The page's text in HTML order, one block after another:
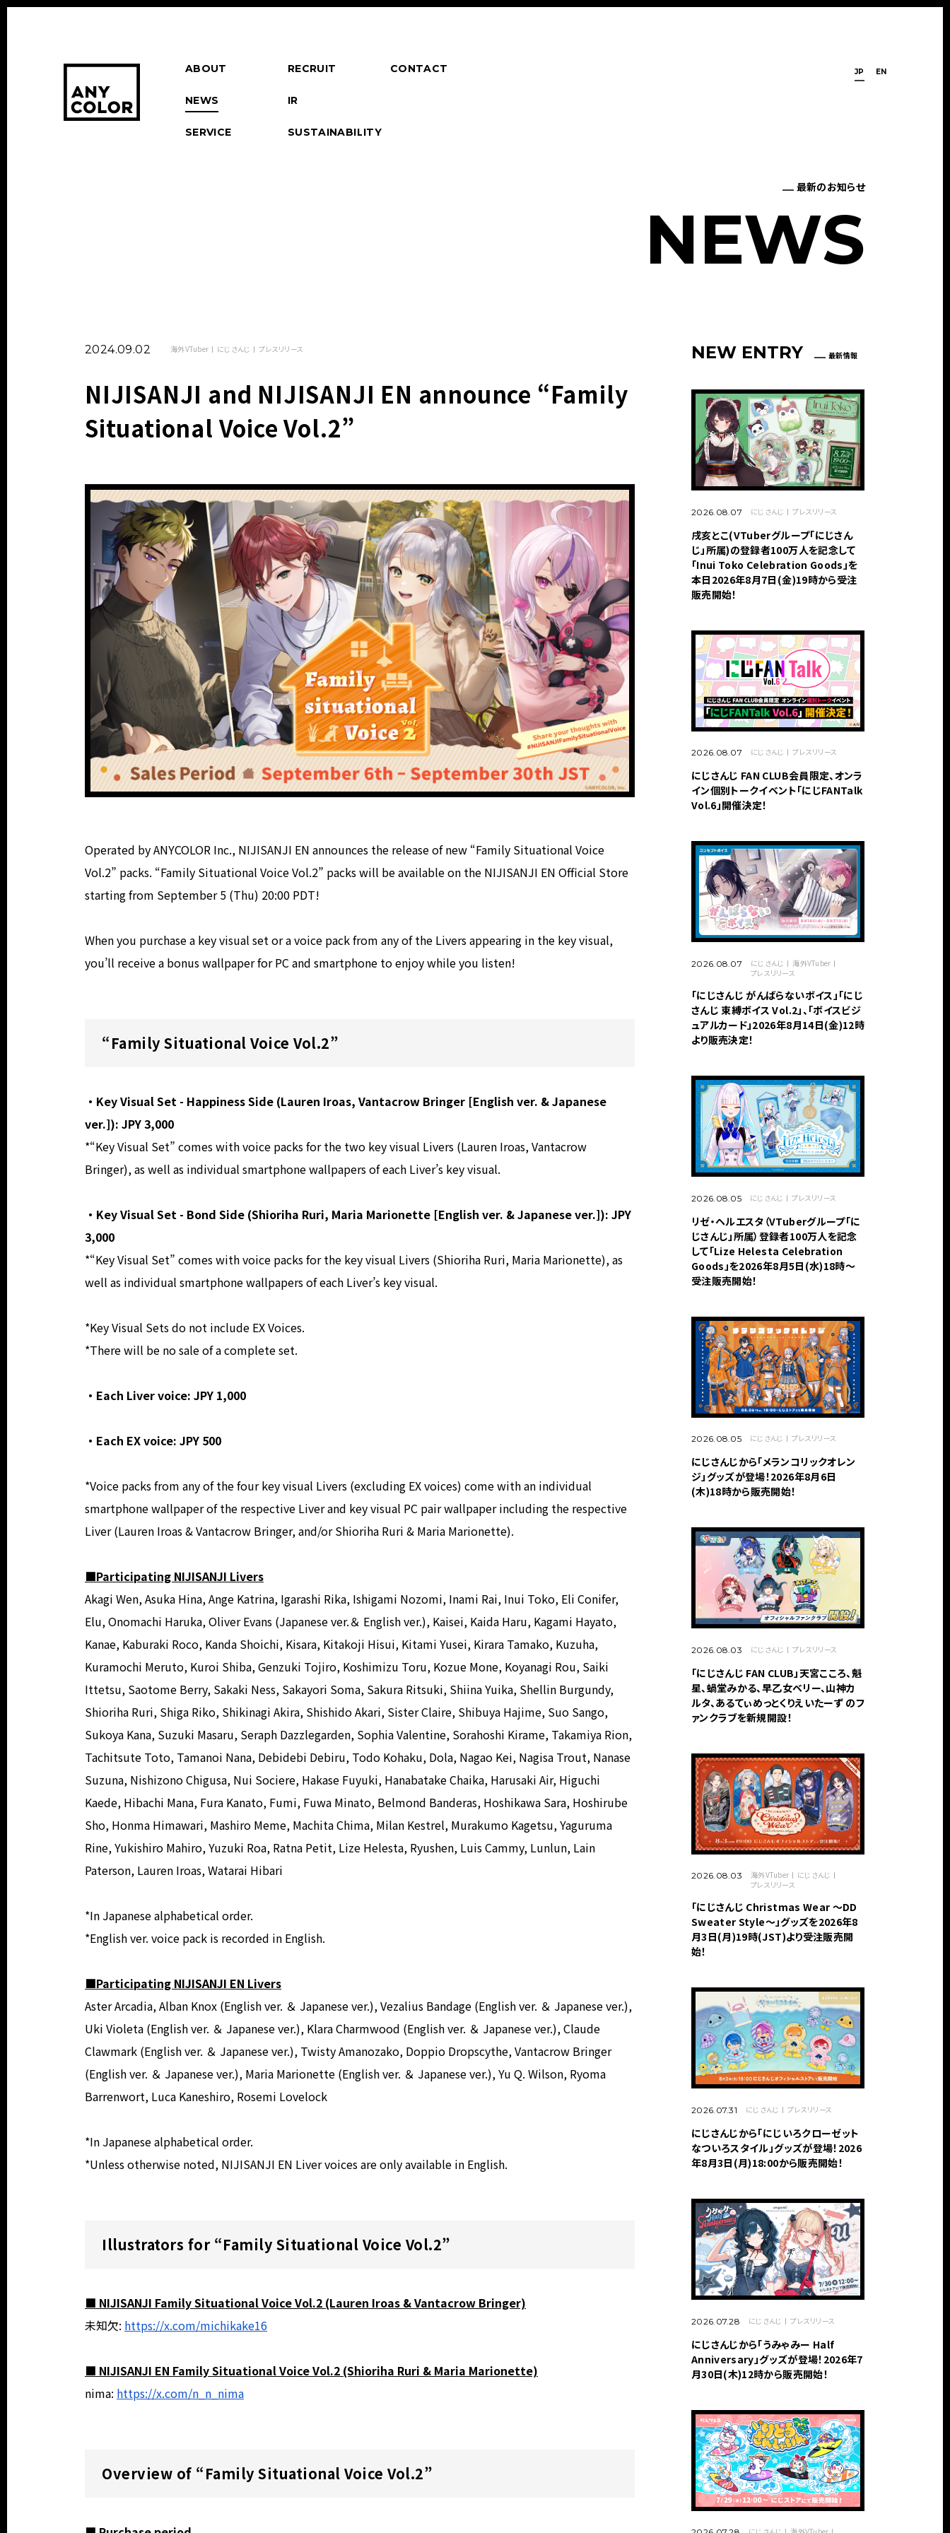
ABOUT
NEWS
SERVICE
RECRUIT
IR
SUSTAINABILITY
CONTACT JP EN
最新のお知らせ
NEWS
2024.09.02 海外VTuber にじさんじ プレスリリース
NIJISANJI and NIJISANJI EN announce “Family
Situational Voice Vol.2”
Operated by ANYCOLOR Inc., NIJISANJI EN announces the release of new “Family Situational Voice
Vol.2” packs. “Family Situational Voice Vol.2” packs will be available on the NIJISANJI EN Official Store
starting from September 5 (Thu) 20:00 PDT!
When you purchase a key visual set or a voice pack from any of the Livers appearing in the key visual,
you’ll receive a bonus wallpaper for PC and smartphone to enjoy while you listen!
“Family Situational Voice Vol.2”
・Key Visual Set - Happiness Side (Lauren Iroas, Vantacrow Bringer [English ver. & Japanese
ver.]): JPY 3,000
*“Key Visual Set” comes with voice packs for the two key visual Livers (Lauren Iroas, Vantacrow
Bringer), as well as individual smartphone wallpapers of each Liver’s key visual.
・Key Visual Set - Bond Side (Shioriha Ruri, Maria Marionette [English ver. & Japanese ver.]): JPY
3,000
*“Key Visual Set” comes with voice packs for the key visual Livers (Shioriha Ruri, Maria Marionette), as
well as individual smartphone wallpapers of each Liver’s key visual.
*Key Visual Sets do not include EX Voices.
*There will be no sale of a complete set.
・Each Liver voice: JPY 1,000
・Each EX voice: JPY 500
*Voice packs from any of the four key visual Livers (excluding EX voices) come with an individual
smartphone wallpaper of the respective Liver and key visual PC pair wallpaper including the respective
Liver (Lauren Iroas & Vantacrow Bringer, and/or Shioriha Ruri & Maria Marionette).
■Participating NIJISANJI Livers
Akagi Wen, Asuka Hina, Ange Katrina, Igarashi Rika, Ishigami Nozomi, Inami Rai, Inui Toko, Eli Conifer,
Elu, Onomachi Haruka, Oliver Evans (Japanese ver.＆ English ver.), Kaisei, Kaida Haru, Kagami Hayato,
Kanae, Kaburaki Roco, Kanda Shoichi, Kisara, Kitakoji Hisui, Kitami Yusei, Kirara Tamako, Kuzuha,
Kuramochi Meruto, Kuroi Shiba, Genzuki Tojiro, Koshimizu Toru, Kozue Mone, Koyanagi Rou, Saiki
Ittetsu, Saotome Berry, Sakaki Ness, Sakayori Soma, Sakura Ritsuki, Shiina Yuika, Shellin Burgundy,
Shioriha Ruri, Shiga Riko, Shikinagi Akira, Shishido Akari, Sister Claire, Shibuya Hajime, Suo Sango,
Sukoya Kana, Suzuki Masaru, Seraph Dazzlegarden, Sophia Valentine, Sorahoshi Kirame, Takamiya Rion,
Tachitsute Toto, Tamanoi Nana, Debidebi Debiru, Todo Kohaku, Dola, Nagao Kei, Nagisa Trout, Nanase
Suzuna, Nishizono Chigusa, Nui Sociere, Hakase Fuyuki, Hanabatake Chaika, Harusaki Air, Higuchi
Kaede, Hibachi Mana, Fura Kanato, Fumi, Fuwa Minato, Belmond Banderas, Hoshikawa Sara, Hoshirube
Sho, Honma Himawari, Mashiro Meme, Machita Chima, Milan Kestrel, Murakumo Kagetsu, Yaguruma
Rine, Yukishiro Mahiro, Yuzuki Roa, Ratna Petit, Lize Helesta, Ryushen, Luis Cammy, Lunlun, Lain
Paterson, Lauren Iroas, Watarai Hibari
*In Japanese alphabetical order.
*English ver. voice pack is recorded in English.
■Participating NIJISANJI EN Livers
Aster Arcadia, Alban Knox (English ver. ＆ Japanese ver.), Vezalius Bandage (English ver. ＆ Japanese ver.),
Uki Violeta (English ver. ＆ Japanese ver.), Klara Charmwood (English ver. ＆ Japanese ver.), Claude
Clawmark (English ver. ＆ Japanese ver.), Twisty Amanozako, Doppio Dropscythe, Vantacrow Bringer
(English ver. ＆ Japanese ver.), Maria Marionette (English ver. ＆ Japanese ver.), Yu Q. Wilson, Ryoma
Barrenwort, Luca Kaneshiro, Rosemi Lovelock
*In Japanese alphabetical order.
*Unless otherwise noted, NIJISANJI EN Liver voices are only available in English.
Illustrators for “Family Situational Voice Vol.2”
■ NIJISANJI Family Situational Voice Vol.2 (Lauren Iroas & Vantacrow Bringer)
未知欠: https://x.com/michikake16
■ NIJISANJI EN Family Situational Voice Vol.2 (Shioriha Ruri & Maria Marionette)
nima: https://x.com/n_n_nima
Overview of “Family Situational Voice Vol.2”
NEW ENTRY 最新情報
2026.08.07 にじさんじ プレスリリース
戌亥とこ(VTuberグループ「にじさん
じ」所属)の登録者100万人を記念して
「Inui Toko Celebration Goods」を
本日2026年8月7日(金)19時から受注
販売開始！
2026.08.07 にじさんじ プレスリリース
にじさんじ FAN CLUB会員限定、オンラ
イン個別トークイベント「にじFANTalk
Vol.6」開催決定！
2026.08.07 にじさんじ
海外VTuber
プレスリリース
「にじさんじ がんばらないボイス」「にじ
さんじ 束縛ボイス Vol.2」、「ボイスビジ
ュアルカード」2026年8月14日(金)12時
より販売決定！
2026.08.05 にじさんじ プレスリリース
リゼ・ヘルエスタ（VTuberグループ「に
じさんじ」所属）登録者100万人を記念
して「Lize Helesta Celebration
Goods」を2026年8月5日(水)18時～
受注販売開始！
2026.08.05 にじさんじ プレスリリース
にじさんじから「メランコリックオレン
ジ」グッズが登場！2026年8月6日
(木)18時から販売開始！
2026.08.03 にじさんじ プレスリリース
「にじさんじ FAN CLUB」天宮こころ、魁
星、蝸堂みかる、早乙女ベリー、山神カ
ルタ、あるてぃめっとくりえいたーず のフ
ァンクラブを新規開設！
2026.08.03 海外VTuber
にじさんじ
プレスリリース
「にじさんじ Christmas Wear 〜DD
Sweater Style〜」グッズを2026年8
月3日(月)19時(JST)より受注販売開
始！
2026.07.31 にじさんじ プレスリリース
にじさんじから「にじいろクローゼット
なついろスタイル」グッズが登場！2026
年8月3日(月)18:00から販売開始！
2026.07.28 にじさんじ プレスリリース
にじさんじから「うみゃみー Half
Anniversary」グッズが登場！2026年7
月30日(木)12時から販売開始！